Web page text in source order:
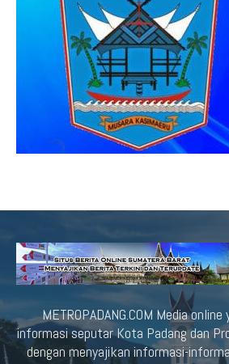
METROPADANG.COM Media
informasi seputar Kota Padang dan
dengan menyajikan informasi-